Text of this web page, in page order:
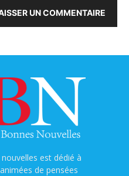
UN COMMENTAIRE
est dédié à
de pensées